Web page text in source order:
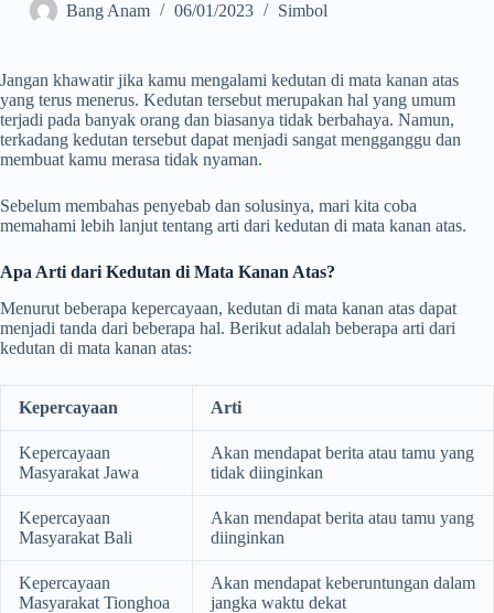
Bang Anam 06/01/2023 Simbol
Jangan khawatir jika kamu mengalami kedutan di mata kanan atas
yang terus menerus. Kedutan tersebut merupakan hal yang umum
terjadi pada banyak orang dan biasanya tidak berbahaya. Namun,
terkadang kedutan tersebut dapat menjadi sangat mengganggu dan
membuat kamu merasa tidak nyaman.
Sebelum membahas penyebab dan solusinya, mari kita coba
memahami lebih lanjut tentang arti dari kedutan di mata kanan atas.
Apa Arti dari Kedutan di Mata Kanan Atas?
Menurut beberapa kepercayaan, kedutan di mata kanan atas dapat
menjadi tanda dari beberapa hal. Berikut adalah beberapa arti dari
kedutan di mata kanan atas:
Kepercayaan Arti
Kepercayaan
Masyarakat Jawa
Akan mendapat berita atau tamu yang
tidak diinginkan
Kepercayaan
Masyarakat Bali
Akan mendapat berita atau tamu yang
diinginkan
Kepercayaan
Masyarakat Tionghoa
Akan mendapat keberuntungan dalam
jangka waktu dekat